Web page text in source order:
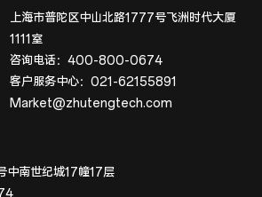
上海市普陀区中山北路1777号飞洲时代大厦
1111室
咨询电话：400-800-0674
客户服务中心：021-62155891
Market@zhutengtech.com
中南世纪城17幢17层